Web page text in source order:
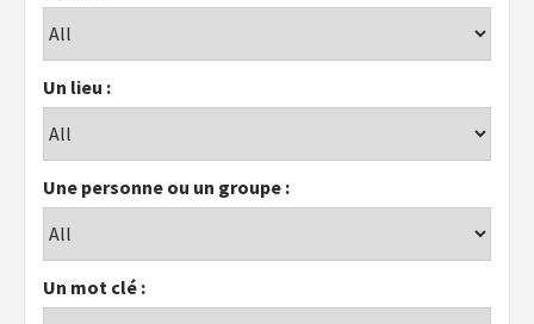
Un lieu :
Une personne ou un groupe :
Un mot clé :